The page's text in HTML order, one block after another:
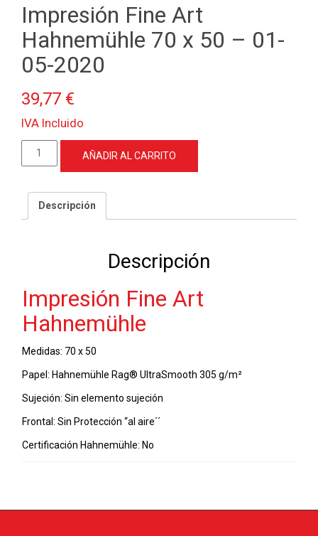
Impresión Fine Art
Hahnemühle 70 x 50 – 01-
05-2020
39,77 €
IVA Incluido
Impresión
Fine
Hahnemühle
05-
cantidad
AÑADIR AL CARRITO
Descripción
Descripción
Impresión Fine Art
Hahnemühle
Medidas: 70 x 50
Papel: Hahnemühle Rag® UltraSmooth 305 g/m²
Sujeción: Sin elemento sujeción
Frontal: Sin Protección “al aire´´
Certificación Hahnemühle: No